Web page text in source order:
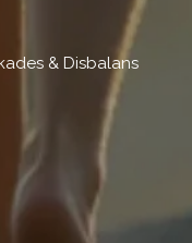
& Disbalans